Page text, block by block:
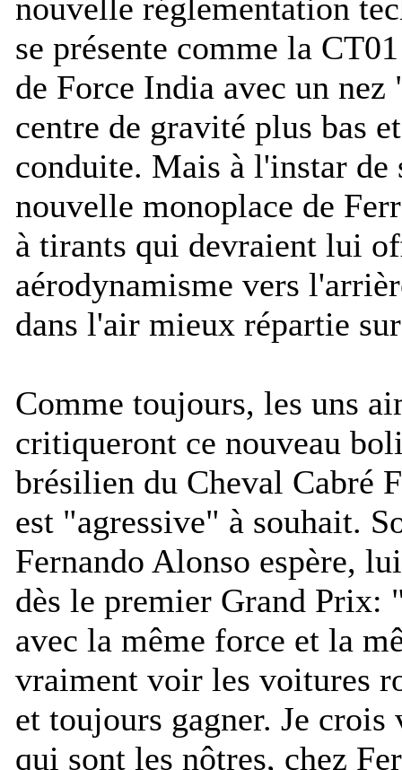
nouvelle réglementation
se présente comme la
de Force India avec un
centre de gravité plus bas
conduite. Mais à l'instar de
nouvelle monoplace de
à tirants qui devraient lui
aérodynamisme vers
dans l'air mieux répartie
Comme toujours, les uns
critiqueront ce nouveau
brésilien du Cheval Cabré
est "agressive" à souhait.
Fernando Alonso espère,
dès le premier Grand Prix:
avec la même force et la
vraiment voir les voitures
et toujours gagner. Je
qui sont les nôtres, chez